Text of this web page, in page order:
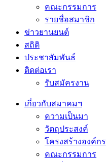
คณะกรรมการ
รายชื่อสมาชิก
ข่าวยานยนต์
สถิติ
ประชาสัมพันธ์
ติดต่อเรา
รับสมัครงาน
เกี่ยวกับสมาคมฯ
ความเป็นมา
วัตถุประสงค์
โครงสร้างองค์กร
คณะกรรมการ